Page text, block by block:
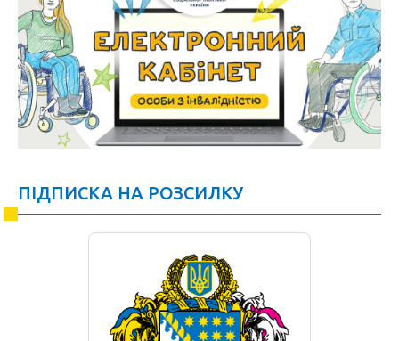
ПІДПИСКА НА РОЗСИЛКУ